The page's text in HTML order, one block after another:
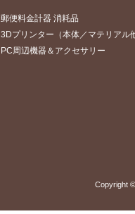
郵便料金計器 消耗品
3Dプリンター（本体／マテリアル
PC周辺機器＆アクセサリー
Copyright